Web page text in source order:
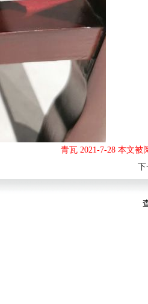
青瓦 2021-7-28 本文被
下